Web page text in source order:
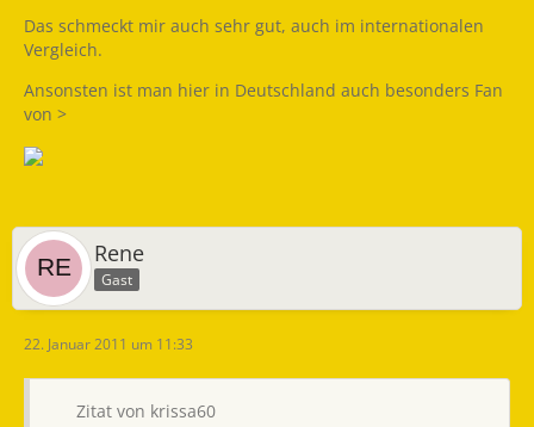
Das schmeckt mir auch sehr gut, auch im internationalen
Vergleich.
Ansonsten ist man hier in Deutschland auch besonders Fan
von >
Rene
Gast
22. Januar 2011 um 11:33
Zitat von krissa60